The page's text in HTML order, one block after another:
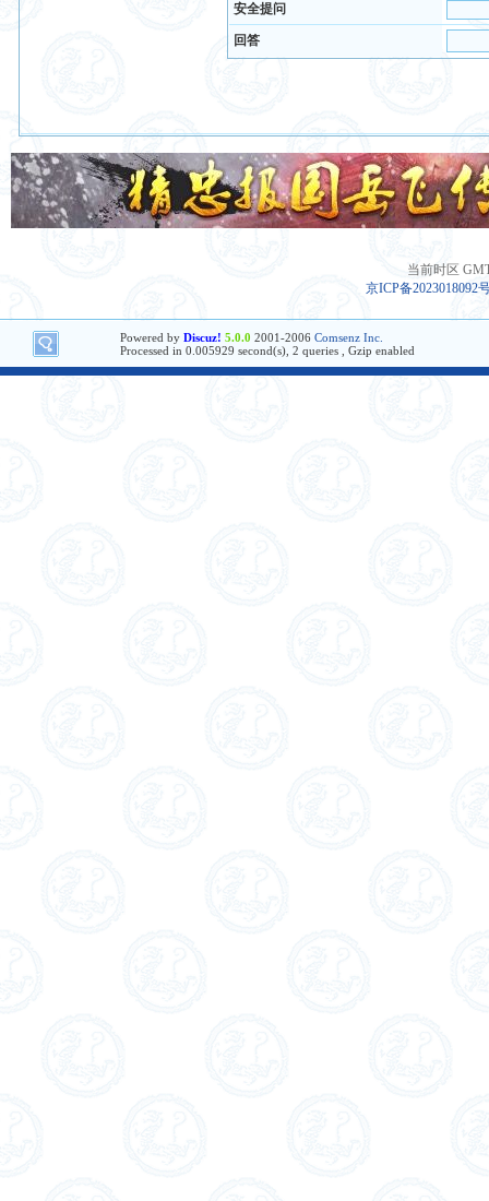
安全提问
回答
当前时区
京ICP备2023018092
Powered by Discuz! 5.0.0 2001-2006 Comsenz Inc.
Processed in 0.005929 second(s), 2 queries , Gzip enabled